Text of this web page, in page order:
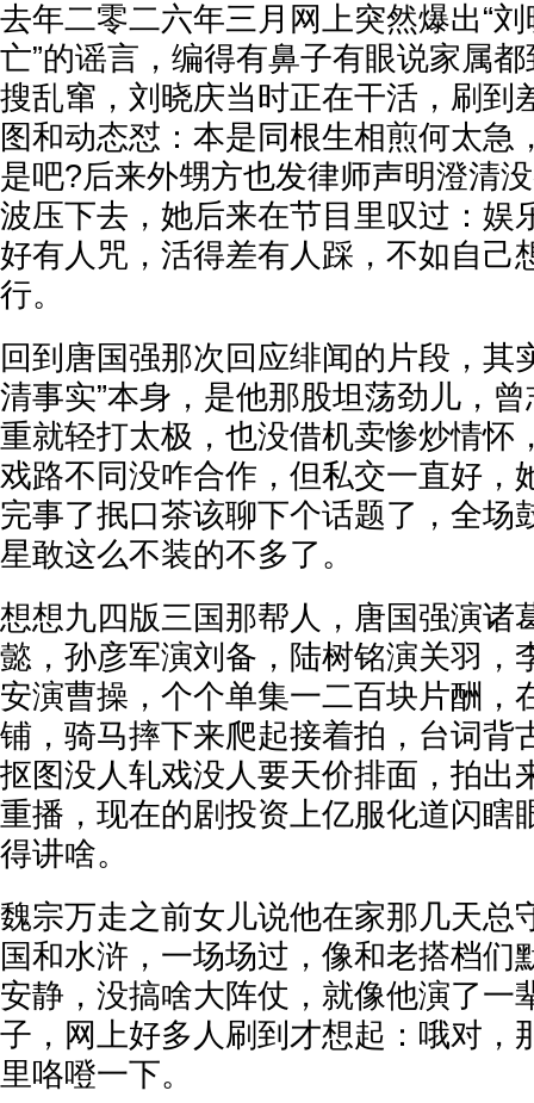
去年二零二六年三月网上突然爆出“
亡”的谣言，编得有鼻子有眼说家属
搜乱窜，刘晓庆当时正在干活，刷到
图和动态怼：本是同根生相煎何太急
是吧?后来外甥方也发律师声明澄清
波压下去，她后来在节目里叹过：娱
好有人咒，活得差有人踩，不如自己
行。
回到唐国强那次回应绯闻的片段，其
清事实”本身，是他那股坦荡劲儿，
重就轻打太极，也没借机卖惨炒情怀
戏路不同没咋合作，但私交一直好，
完事了抿口茶该聊下个话题了，全场
星敢这么不装的不多了。
想想九四版三国那帮人，唐国强演诸
懿，孙彦军演刘备，陆树铭演关羽，
安演曹操，个个单集一二百块片酬，
铺，骑马摔下来爬起接着拍，台词背
抠图没人轧戏没人要天价排面，拍出
重播，现在的剧投资上亿服化道闪瞎
得讲啥。
魏宗万走之前女儿说他在家那几天总
国和水浒，一场场过，像和老搭档们
安静，没搞啥大阵仗，就像他演了一
子，网上好多人刷到才想起：哦对，
里咯噔一下。